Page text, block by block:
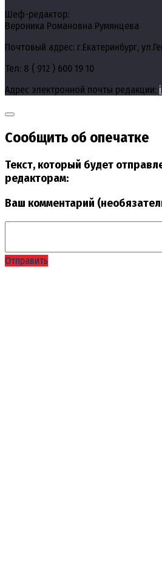
Шеф-редактор:
Вероника Романовна Румянцева
Почтовый адрес: г.Екатеринбург,
Тел: 8 ( 912 ) 600 19 10
Адрес электронной почты редакции:
Сообщить об опечатке
Текст, который будет
редакторам:
Ваш комментарий
Отправить